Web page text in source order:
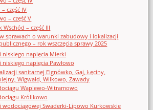
część IV
– część V
Wschód – część III
sprawach o warunki zabudowy i lokalizacji
– rok wszczęcia sprawy 2025
niskiego napięcia Mierki
niskiego napięcia Pawłowo
sanitarnej Elgnówko, Gaj, Łęciny,
Wigwałd, Wilkowo, Zawady
Waplewo-Witramowo
Królikowo
wodociągowej Swaderki-Lipowo Kurkowskie